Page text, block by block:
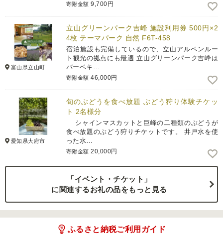
寄附金額 9,700円
富山県立山町
立山グリーンパーク吉峰 施設利用券 500円×2
4枚 テーマパーク 自然 F6T-458
宿泊施設も完備しているので、立山アルペンルー
ト観光の拠点にも最適 立山グリーンパーク吉峰は
バーベキ…
寄附金額 46,000円
愛知県大府市
旬のぶどうを食べ放題 ぶどう狩り体験チケッ
ト 2名様分
シャインマスカットと巨峰の二種類のぶどうが
食べ放題のぶどう狩りチケットです。 井戸水を使
った水…
寄附金額 20,000円
「イベント・チケット」
に関連するお礼の品をもっと見る
ふるさと納税ご利用ガイド